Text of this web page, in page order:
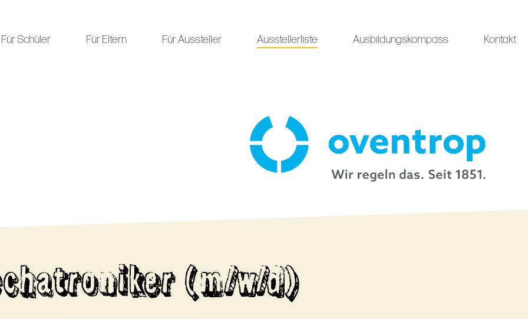
Für Schüler Für Eltern Für Aussteller Ausstellerliste Ausbildungskompass Kontakt
(m/w/d)